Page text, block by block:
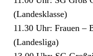
(Landesklasse)
11.30 Uhr: Frauen –
(Landesliga)